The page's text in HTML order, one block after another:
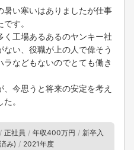
暑い寒いはありましたが仕事
す。
く工場あるあるのヤンキー社
い、役職が上の人で偉そう
などもないのでとても働き
今思うと将来の安定を考え
。
正社員 年収400万円
新卒入
み)
2021年度